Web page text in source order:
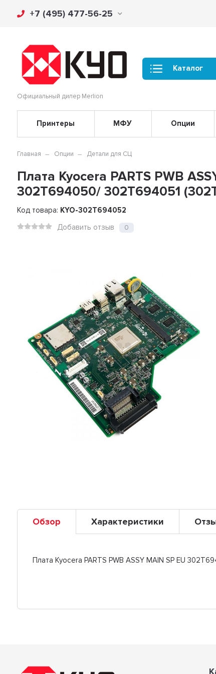
+7 (495) 477-56-25
Официальный дилер Merlion
Каталог
Принтеры МФУ Опции
Главная Опции Детали для СЦ
Плата Kyocera PARTS PWB
302T694050/ 302T694051
Код товара: KYO-302T694052
Добавить отзыв
0
Обзор Характеристики
Плата Kyocera PARTS PWB ASSY MAIN SP EU